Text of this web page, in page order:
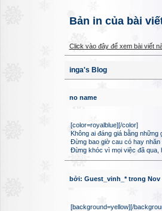
Bản in của bài
Click vào đây để xem bài viết
inga's Blog
no name
[color=royalblue][/color]
Không ai đáng giá bằng
Đừng bao giờ cau có hay nhăn
Đừng khóc vì mọi việc đã
bởi: Guest_vinh_* trong Nov
[background=yellow][/